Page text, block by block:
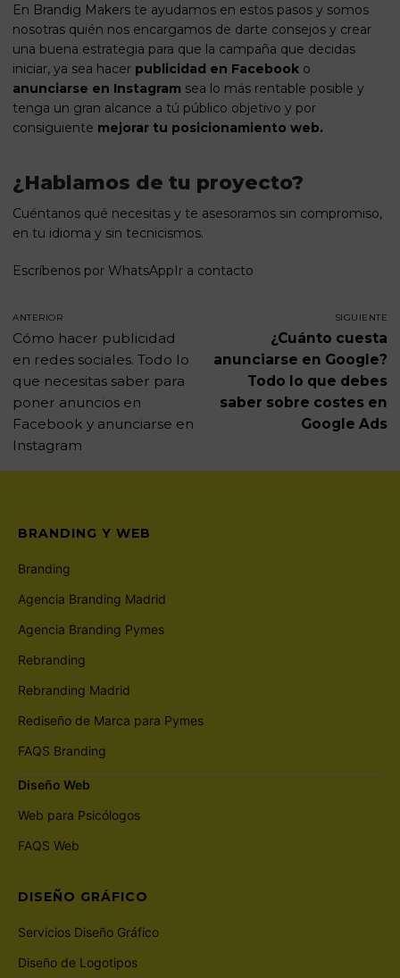
En Brandig Makers te ayudamos en estos pasos y somos
nosotras quién nos encargamos de darte consejos y crear
una buena estrategia para que la campaña que decidas
iniciar, ya sea hacer publicidad en Facebook o
anunciarse en Instagram sea lo más rentable posible y
tenga un gran alcance a tú público objetivo y por
consiguiente mejorar tu posicionamiento web.
¿Hablamos de tu proyecto?
Cuéntanos qué necesitas y te asesoramos sin compromiso,
en tu idioma y sin tecnicismos.
Escríbenos por WhatsAppIr a contacto
ANTERIOR
Cómo hacer publicidad
en redes sociales. Todo lo
que necesitas saber para
poner anuncios en
Facebook y anunciarse en
Instagram
SIGUIENTE
¿Cuánto cuesta
anunciarse en Google?
Todo lo que debes
saber sobre costes en
Google Ads
BRANDING Y WEB
Branding
Agencia Branding Madrid
Agencia Branding Pymes
Rebranding
Rebranding Madrid
Rediseño de Marca para Pymes
FAQS Branding
Diseño Web
Web para Psicólogos
FAQS Web
DISEÑO GRÁFICO
Servicios Diseño Gráfico
Diseño de Logotipos